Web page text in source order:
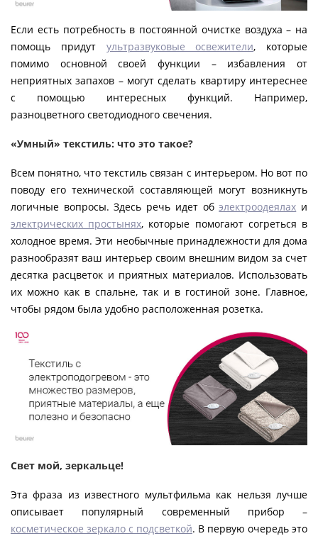
Если есть потребность в постоянной очистке воздуха – на
помощь придут ультразвуковые освежители, которые
помимо основной своей функции – избавления от
неприятных запахов – могут сделать квартиру интереснее
с помощью интересных функций. Например,
разноцветного светодиодного свечения.
«Умный» текстиль: что это такое?
Всем понятно, что текстиль связан с интерьером. Но вот по
поводу его технической составляющей могут возникнуть
логичные вопросы. Здесь речь идет обэлектроодеялах и
электрических простынях, которые помогают согреться в
холодное время. Эти необычные принадлежности для дома
разнообразят ваш интерьер своим внешним видом за счет
десятка расцветок и приятных материалов. Использовать
их можно как в спальне, так и в гостиной зоне. Главное,
чтобы рядом была удобно расположенная розетка.
Свет мой, зеркальце!
Эта фраза из известного мультфильма как нельзя лучше
описывает популярный современный прибор –
косметическое зеркало с подсветкой. В первую очередь это